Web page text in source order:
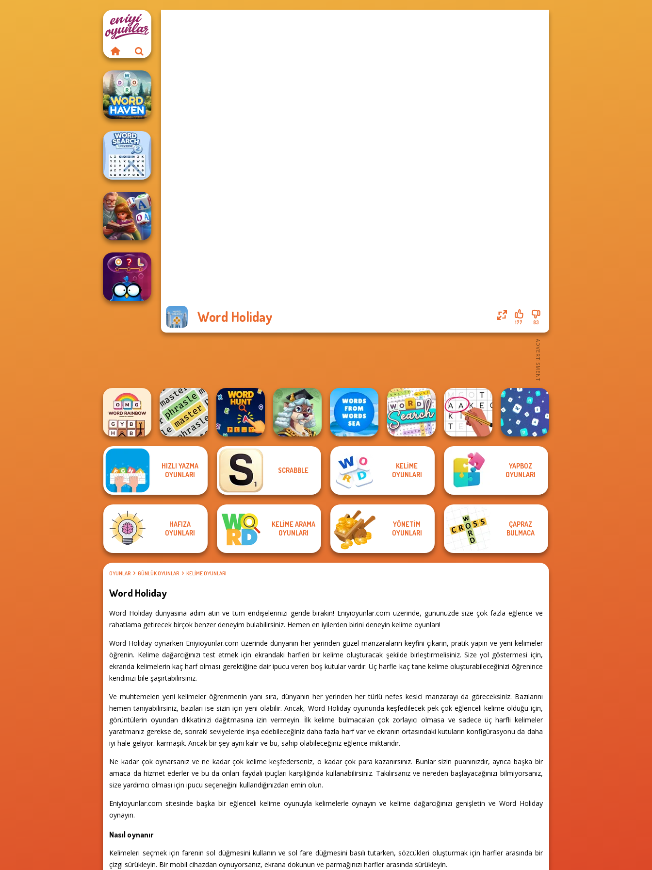
Word Holiday 83
177
Word Haven
Word Search
Universe 2
Word Scramble:
Family Tales
OMG Word
Rainbow
Phrasle Master Word Hunt
Words With Prof.
Words From
Words: Sea
Word Search
Puzzle
Letters Match Words Match
HIZLI YAZMA
OYUNLARI
SCRABBLE
KELIME
OYUNLARI
YAPBOZ
OYUNLARI
HAFIZA
OYUNLARI
KELIME ARAMA
OYUNLARI
YÖNETIM
OYUNLARI
ÇAPRAZ
BULMACA
OYUNLAR GÜNLÜK OYUNLAR KELIME OYUNLARI
Word Holiday
Word Holiday dünyasına adım atın ve tüm endişelerinizi geride bırakın! Eniyioyunlar.com üzerinde, gününüzde size çok fazla eğlence ve
rahatlama getirecek birçok benzer deneyim bulabilirsiniz. Hemen en iyilerden birini deneyin kelime oyunları!
Word Holiday oynarken Eniyioyunlar.com üzerinde dünyanın her yerinden güzel manzaraların keyfini çıkarın, pratik yapın ve yeni kelimeler
öğrenin. Kelime dağarcığınızı test etmek için ekrandaki harfleri bir kelime oluşturacak şekilde birleştirmelisiniz. Size yol göstermesi için,
ekranda kelimelerin kaç harf olması gerektiğine dair ipucu veren boş kutular vardır. Üç harfle kaç tane kelime oluşturabileceğinizi öğrenince
kendinizi bile şaşırtabilirsiniz.
Ve muhtemelen yeni kelimeler öğrenmenin yanı sıra, dünyanın her yerinden her türlü nefes kesici manzarayı da göreceksiniz. Bazılarını
hemen tanıyabilirsiniz, bazıları ise sizin için yeni olabilir. Ancak, Word Holiday oyununda keşfedilecek pek çok eğlenceli kelime olduğu için,
görüntülerin oyundan dikkatinizi dağıtmasına izin vermeyin. İlk kelime bulmacaları çok zorlayıcı olmasa ve sadece üç harfli kelimeler
yaratmanız gerekse de, sonraki seviyelerde inşa edebileceğiniz daha fazla harf var ve ekranın ortasındaki kutuların konfigürasyonu da daha
iyi hale geliyor. karmaşık. Ancak bir şey aynı kalır ve bu, sahip olabileceğiniz eğlence miktarıdır.
Ne kadar çok oynarsanız ve ne kadar çok kelime keşfederseniz, o kadar çok para kazanırsınız. Bunlar sizin puanınızdır, ayrıca başka bir
amaca da hizmet ederler ve bu da onları faydalı ipuçları karşılığında kullanabilirsiniz. Takılırsanız ve nereden başlayacağınızı bilmiyorsanız,
size yardımcı olması için ipucu seçeneğini kullandığınızdan emin olun.
Eniyioyunlar.com sitesinde başka bir eğlenceli kelime oyunuyla kelimelerle oynayın ve kelime dağarcığınızı genişletin ve Word Holiday
oynayın.
Nasıl oynanır
Kelimeleri seçmek için farenin sol düğmesini kullanın ve sol fare düğmesini basılı tutarken, sözcükleri oluşturmak için harfler arasında bir
çizgi sürükleyin. Bir mobil cihazdan oynuyorsanız, ekrana dokunun ve parmağınızı harfler arasında sürükleyin.